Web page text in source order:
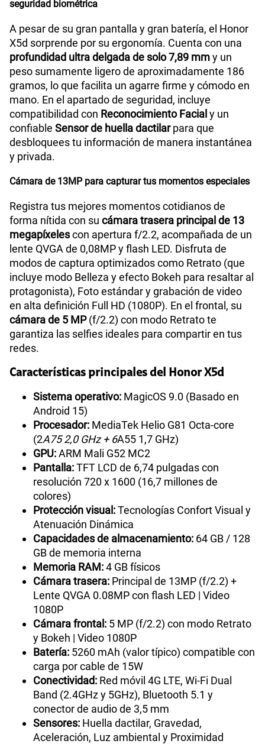
seguridad biométrica
A pesar de su gran pantalla y gran batería, el Honor
X5d sorprende por su ergonomía. Cuenta con una
profundidad ultra delgada de solo 7,89 mmy un
peso sumamente ligero de aproximadamente 186
gramos, lo que facilita un agarre firme y cómodo en
mano. En el apartado de seguridad, incluye
compatibilidad con Reconocimiento Facialy un
confiable Sensor de huella dactilarpara que
desbloquees tu información de manera instantánea
y privada.
Cámara de 13MP para capturar tus momentos especiales
Registra tus mejores momentos cotidianos de
forma nítida con su cámara trasera principal de 13
megapíxelescon apertura f/2.2, acompañada de un
lente QVGA de 0,08MP y flash LED. Disfruta de
modos de captura optimizados como Retrato (que
incluye modo Belleza y efecto Bokeh para resaltar al
protagonista), Foto estándar y grabación de video
en alta definición Full HD (1080P). En el frontal, su
cámara de 5 MP(f/2.2) con modo Retrato te
garantiza las selfies ideales para compartir en tus
redes.
Características principales del Honor X5d
Sistema operativo: MagicOS 9.0 (Basado en
Android 15)
Procesador: MediaTek Helio G81 Octa-core
(2A75 2,0 GHz + 6A55 1,7 GHz)
GPU:ARM Mali G52 MC2
Pantalla:TFT LCD de 6,74 pulgadas con
resolución 720 x 1600 (16,7 millones de
colores)
Protección visual:Tecnologías Confort Visual y
Atenuación Dinámica
Capacidades de almacenamiento: 64 GB / 128
GB de memoria interna
Memoria RAM:4 GB físicos
Cámara trasera: Principal de 13MP (f/2.2) +
Lente QVGA 0.08MP con flash LED | Video
1080P
Cámara frontal: 5 MP (f/2.2) con modo Retrato
y Bokeh | Video 1080P
Batería: 5260 mAh (valor típico) compatible con
carga por cable de 15W
Conectividad: Red móvil 4G LTE, Wi-Fi Dual
Band (2.4GHz y 5GHz), Bluetooth 5.1 y
conector de audio de 3,5 mm
Sensores: Huella dactilar, Gravedad,
Aceleración, Luz ambiental y Proximidad